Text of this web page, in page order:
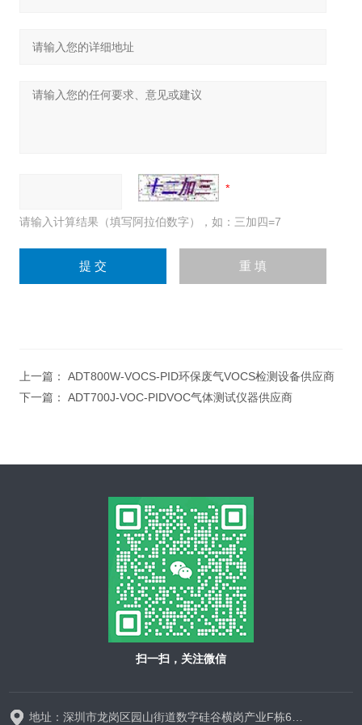
请输入计算结果（填写阿拉伯数字），如：三加四=7
上一篇： ADT800W-VOCS-PID环保废气VOCS检测设备供应商
下一篇： ADT700J-VOC-PIDVOC气体测试仪器供应商
扫一扫，关注微信